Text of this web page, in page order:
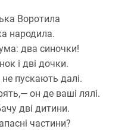
Воротила
народила.
два синочки!
і дві дочки.
пускають далі.
он де ваші лялі.
дві дитини.
частини?